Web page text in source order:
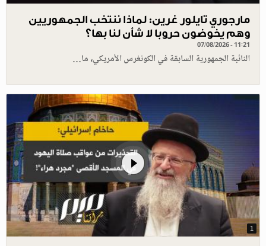
مارجوري تايلور غرين: لماذا ننتخب الجمهوريين
وهم يخوضون حروبا لا شأن لنا بها؟
07/08/2026 - 11:21
النائبة الجمهورية السابقة في الكونغرس الأمريكي، ما…
1